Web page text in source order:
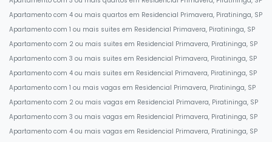
Apartamento com 4 ou mais quartos em Residencial Primavera, Piratininga, SP
Apartamento com 1 ou mais suites em Residencial Primavera, Piratininga, SP
Apartamento com 2 ou mais suites em Residencial Primavera, Piratininga, SP
Apartamento com 3 ou mais suites em Residencial Primavera, Piratininga, SP
Apartamento com 4 ou mais suites em Residencial Primavera, Piratininga, SP
Apartamento com 1 ou mais vagas em Residencial Primavera, Piratininga, SP
Apartamento com 2 ou mais vagas em Residencial Primavera, Piratininga, SP
Apartamento com 3 ou mais vagas em Residencial Primavera, Piratininga, SP
Apartamento com 4 ou mais vagas em Residencial Primavera, Piratininga, SP